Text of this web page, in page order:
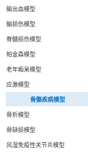
脑出血模型
脑损伤模型
脊髓损伤模型
帕金森模型
老年痴呆模型
应激模型
骨骼疾病模型
骨折模型
骨缺损模型
风湿免疫性关节炎模型